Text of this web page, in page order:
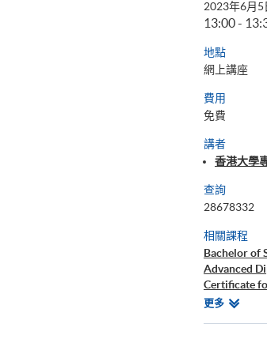
2023年6月5
13:00 -
地點
網上講座
費用
免費
講者
香港大學
查詢
28678332
相關課程
Bachelor of
Advanced
Certificate
Certificate
更多相